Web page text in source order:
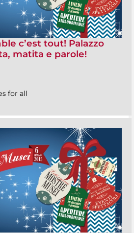
c’est tout! Palazzo
matita e parole!
for all